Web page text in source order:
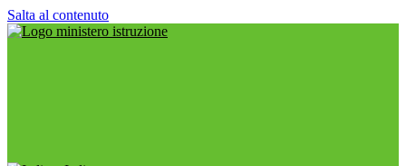
Salta al contenuto